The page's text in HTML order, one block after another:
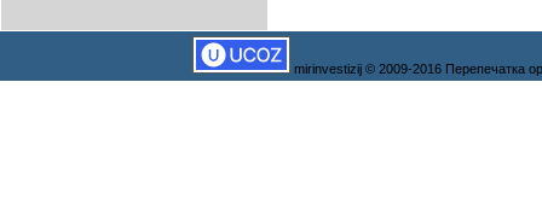
mirinvestizij © 2009-2016 Перепечатка